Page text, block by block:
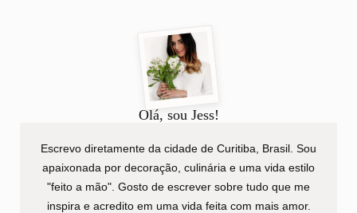
Olá, sou Jess!
Escrevo diretamente da cidade de Curitiba, Brasil. Sou
apaixonada por decoração, culinária e uma vida estilo
"feito a mão". Gosto de escrever sobre tudo que me
inspira e acredito em uma vida feita com mais amor.